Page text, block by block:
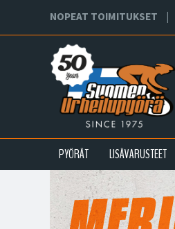
NOPEAT TOIMITUKSET
PYÖRÄT LISÄVARUSTEET